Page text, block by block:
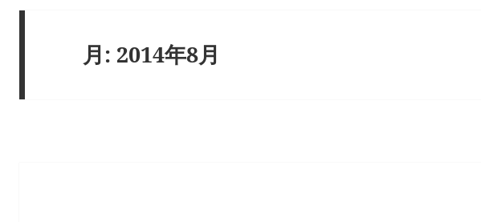
月: 2014年8月